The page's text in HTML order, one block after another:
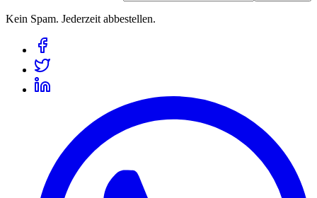
Kein Spam. Jederzeit abbestellen.